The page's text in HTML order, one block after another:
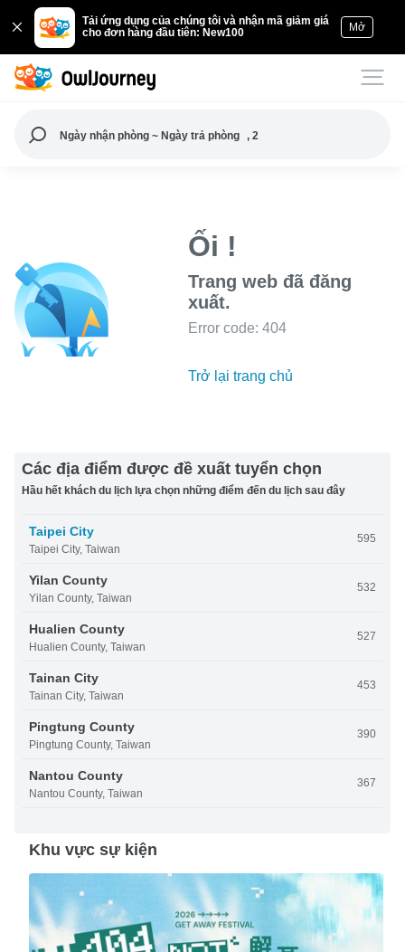
Tải ứng dụng của chúng tôi và nhận mã giảm giá
cho đơn hàng đầu tiên: New100
Mở
Ngày nhận phòng ~ Ngày trả phòng , 2
Ối !
Trang web đã đăng
xuất.
Error code: 404
Trở lại trang chủ
Các địa điểm được đề xuất tuyển chọn
Hầu hết khách du lịch lựa chọn những điểm đến du lịch sau đây
Taipei City
Taipei City, Taiwan
595
Yilan County
Yilan County, Taiwan
532
Hualien County
Hualien County, Taiwan
527
Tainan City
Tainan City, Taiwan
453
Pingtung County
Pingtung County, Taiwan
390
Nantou County
Nantou County, Taiwan
367
Khu vực sự kiện